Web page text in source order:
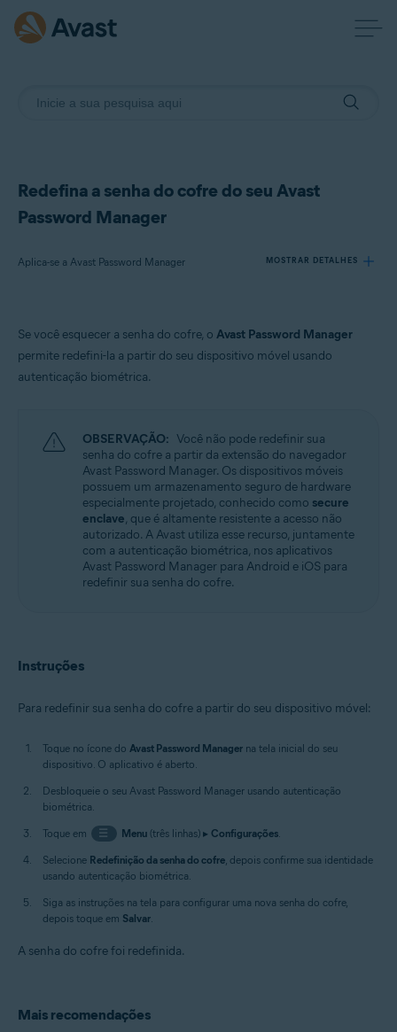
Redefina a senha do cofre do seu Avast
Password Manager
Aplica-se a Avast Password Manager MOSTRAR DETALHES
Produtos:
Avast Password Manager
Se você esquecer a senha do cofre, o Avast Password Manager
permite redefini-la a partir do seu dispositivo móvel usando
autenticação biométrica.
OBSERVAÇÃO: Você não pode redefinir sua
senha do cofre a partir da extensão do navegador
Avast Password Manager. Os dispositivos móveis
possuem um armazenamento seguro de hardware
especialmente projetado, conhecido como secure
enclave, que é altamente resistente a acesso não
autorizado. A Avast utiliza esse recurso, juntamente
com a autenticação biométrica, nos aplicativos
Avast Password Manager para Android e iOS para
redefinir sua senha do cofre.
Instruções
Para redefinir sua senha do cofre a partir do seu dispositivo móvel:
Toque no ícone do Avast Password Manager na tela inicial do seu
dispositivo. O aplicativo é aberto.
Desbloqueie o seu Avast Password Manager usando autenticação
biométrica.
Toque em
☰ Menu(três linhas) ▸ Configurações.
Selecione Redefinição da senha do cofre, depois confirme sua identidade
usando autenticação biométrica.
Siga as instruções na tela para configurar uma nova senha do cofre,
depois toque em Salvar.
A senha do cofre foi redefinida.
Mais recomendações